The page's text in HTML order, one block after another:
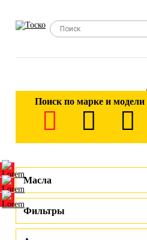
Поиск по марке и модели
Масла
Фильтры